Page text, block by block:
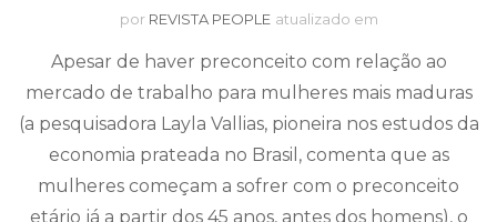
por REVISTA PEOPLE atualizado em
Apesar de haver preconceito com relação ao
mercado de trabalho para mulheres mais maduras
(a pesquisadora Layla Vallias, pioneira nos estudos da
economia prateada no Brasil, comenta que as
mulheres começam a sofrer com o preconceito
etário já a partir dos 45 anos, antes dos homens), o